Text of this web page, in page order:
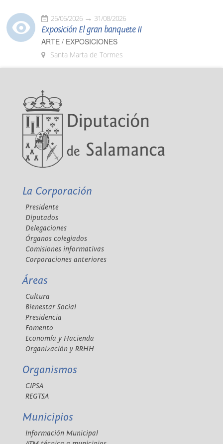
26/06/2026 31/08/2026
Exposición El gran banquete II
ARTE / EXPOSICIONES
Santa Marta de Tormes
La Corporación
Presidente
Diputados
Delegaciones
Órganos colegiados
Comisiones informativas
Corporaciones anteriores
Áreas
Cultura
Bienestar Social
Presidencia
Fomento
Economía y Hacienda
Organización y RRHH
Organismos
CIPSA
REGTSA
Municipios
Información Municipal